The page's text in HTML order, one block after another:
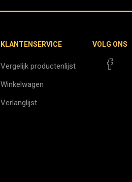
KLANTENSERVICE
Vergelijk productenlijst
Winkelwagen
Verlanglijst
VOLG ONS